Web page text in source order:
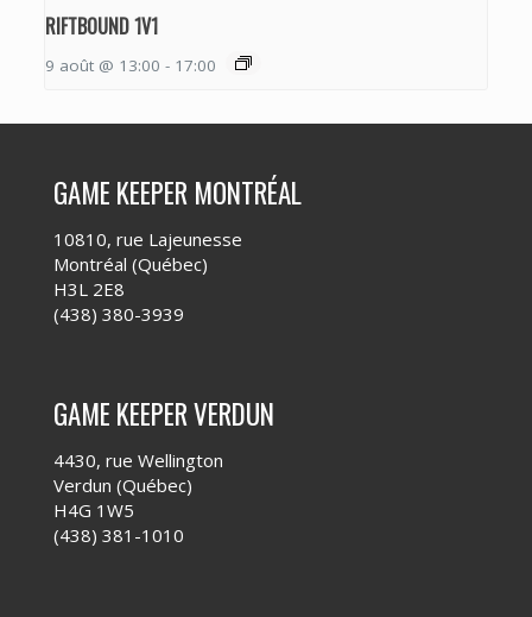
RIFTBOUND 1V1
9 août @ 13:00 - 17:00
GAME KEEPER MONTRÉAL
10810, rue Lajeunesse
Montréal (Québec)
H3L 2E8
(438) 380-3939
GAME KEEPER VERDUN
4430, rue Wellington
Verdun (Québec)
H4G 1W5
(438) 381-1010